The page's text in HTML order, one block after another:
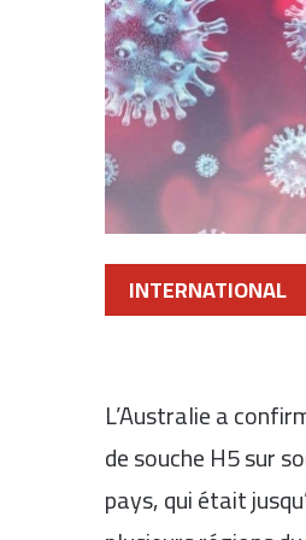
INTERNATIONAL
L’Australie a
de souche H5 sur
pays, qui était